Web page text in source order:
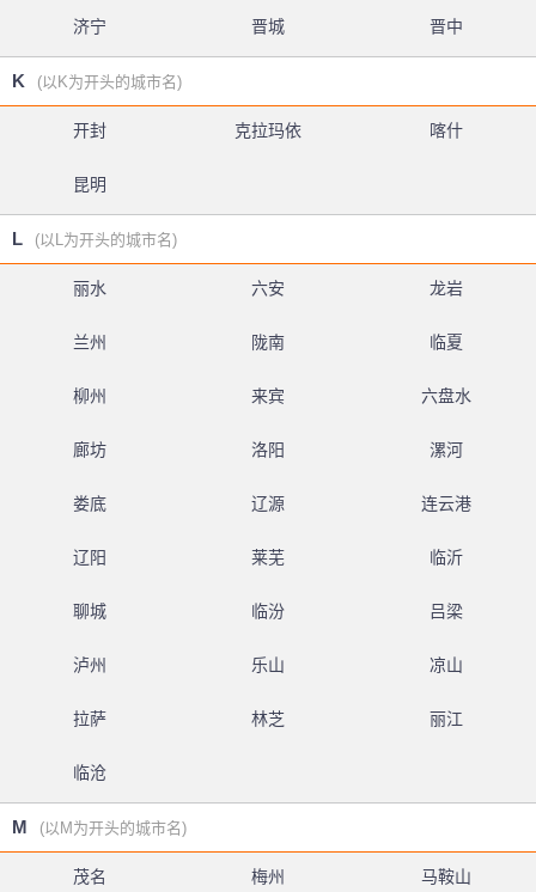
济宁 晋城 晋中
K (以K为开头的城市名)
开封 克拉玛依 喀什
昆明
L (以L为开头的城市名)
丽水 六安 龙岩
兰州 陇南 临夏
柳州 来宾 六盘水
廊坊 洛阳 漯河
娄底 辽源 连云港
辽阳 莱芜 临沂
聊城 临汾 吕梁
泸州 乐山 凉山
拉萨 林芝 丽江
临沧
M (以M为开头的城市名)
茂名 梅州 马鞍山